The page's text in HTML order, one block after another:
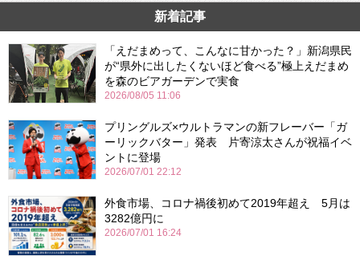
新着記事
「えだまめって、こんなに甘かった？」新潟県民
が“県外に出したくないほど食べる”極上えだまめ
を森のビアガーデンで実食
2026/08/05 11:06
プリングルズ×ウルトラマンの新フレーバー「ガ
ーリックバター」発表 片寄涼太さんが祝福イベ
ントに登場
2026/07/01 22:12
外食市場、コロナ禍後初めて2019年超え 5月は
3282億円に
2026/07/01 16:24